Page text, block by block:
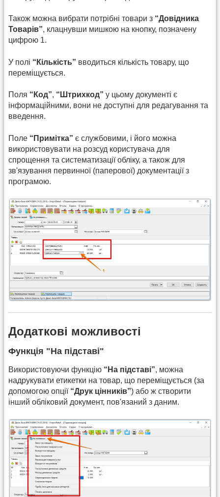
Також можна вибрати потрібні товари з “Довідника
Товарів”, клацнувши мишкою на кнопку, позначену
цифрою 1.
У полі “Кількість” вводиться кількість товару, що
переміщується.
Поля “Код”, “Штрихкод” у цьому документі є
інформаційними, вони не доступні для редагування та
введення.
Поле “Примітка” є службовими, і його можна
використовувати на розсуд користувача для
спрощення та систематизації обліку, а також для
зв'язування первинної (паперової) документації з
програмою.
Додаткові можливості
Функція "На підставі"
Використовуючи функцію “На підставі”, можна
надрукувати етикетки на товар, що переміщується (за
допомогою опції “Друк цінників”) або ж створити
інший обліковий документ, пов'язаний з даним.